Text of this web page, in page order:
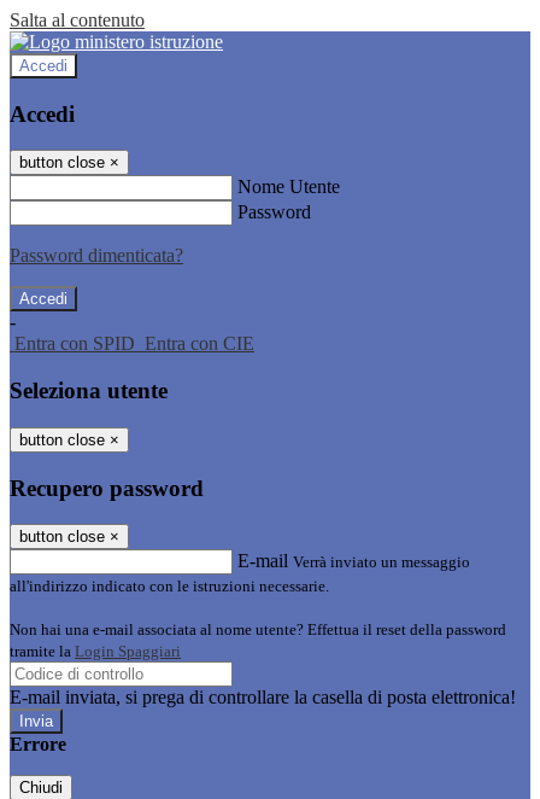
Salta al contenuto
Accedi
Accedi
button close ×
Nome Utente
Password
Password dimenticata?
-
Entra con SPID Entra con CIE
Seleziona utente
button close ×
Recupero password
button close ×
E-mail Verrà inviato un messaggio
all'indirizzo indicato con le istruzioni necessarie.
Non hai una e-mail associata al nome utente? Effettua il reset della password
tramite la Login Spaggiari
E-mail inviata, si prega di controllare la casella di posta elettronica!
Errore
Chiudi